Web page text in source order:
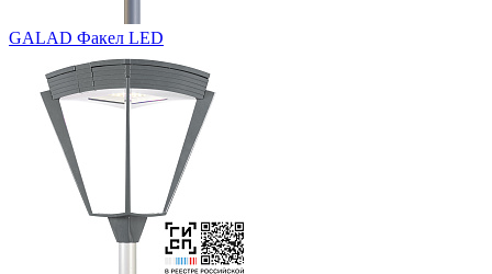
GALAD Факел LED